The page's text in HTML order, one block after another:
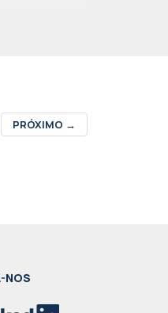
PRÓXIMO →
NOS